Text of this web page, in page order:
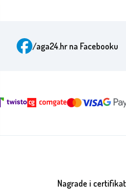
/aga24.hrna Facebooku
Nagrade i